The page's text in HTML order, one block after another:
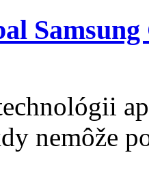
nemôže